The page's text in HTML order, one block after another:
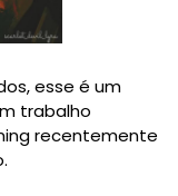
esse é um
trabalho
recentemente